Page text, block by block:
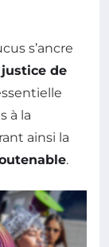
s’ancre
justice de
à la
ainsi la
.